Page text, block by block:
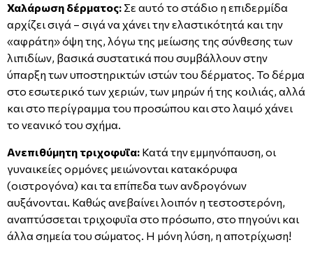
Χαλάρωση δέρματος: Σε αυτό το στάδιο η επιδερμίδα
αρχίζει σιγά – σιγά να χάνει την ελαστικότητά και την
«αφράτη» όψη της, λόγω της μείωσης της σύνθεσης των
λιπιδίων, βασικά συστατικά που συμβάλλουν στην
ύπαρξη των υποστηρικτών ιστών του δέρματος. Το δέρμα
στο εσωτερικό των χεριών, των μηρών ή της κοιλιάς, αλλά
και στο περίγραμμα του προσώπου και στο λαιμό χάνει
το νεανικό του σχήμα.
Ανεπιθύμητη τριχοφυΐα: Κατά την εμμηνόπαυση, οι
γυναικείες ορμόνες μειώνονται κατακόρυφα
(οιστρογόνα) και τα επίπεδα των ανδρογόνων
αυξάνονται. Καθώς ανεβαίνει λοιπόν η τεστοστερόνη,
αναπτύσσεται τριχοφυΐα στο πρόσωπο, στο πηγούνι και
άλλα σημεία του σώματος. Η μόνη λύση, η αποτρίχωση!